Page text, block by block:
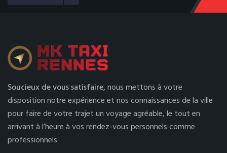
Soucieux de vous satisfaire,nous mettons à votre
disposition notre expérience et nos connaissances de la ville
pour faire de votre trajet un voyage agréable, le tout en
arrivant à l’heure à vos rendez-vous personnels comme
professionnels.